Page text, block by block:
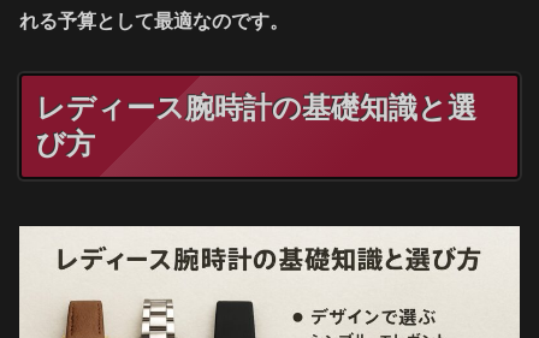
れる予算として最適なのです。
レディース腕時計の基礎知識と選
び方